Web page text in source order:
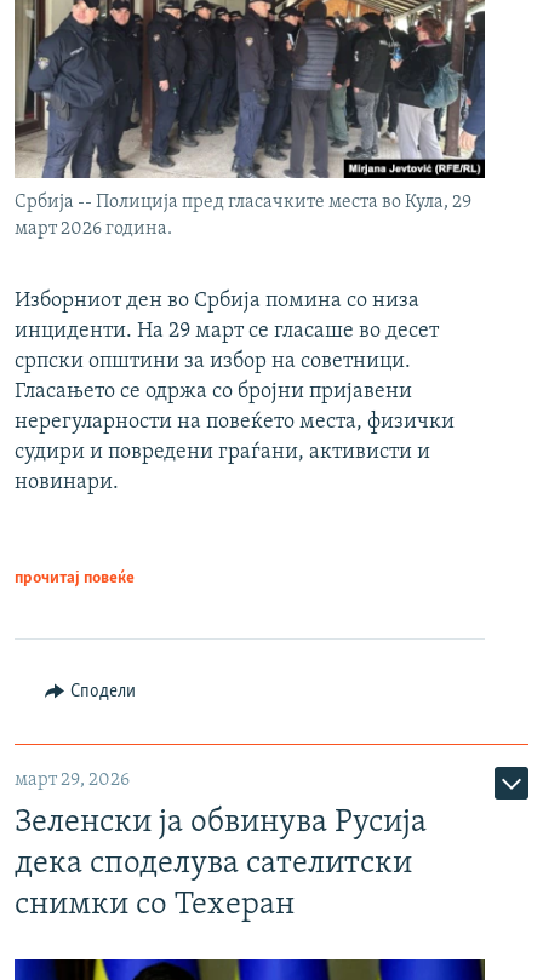
Србија -- Полиција пред гласачките места во Кула, 29
март 2026 година.
Изборниот ден во Србија помина со низа
инциденти. На 29 март се гласаше во десет
српски општини за избор на советници.
Гласањето се одржа со бројни пријавени
нерегуларности на повеќето места, физички
судири и повредени граѓани, активисти и
новинари.
прочитај повеќе
Сподели
март 29, 2026
Зеленски ја обвинува Русија
дека споделува сателитски
снимки со Техеран